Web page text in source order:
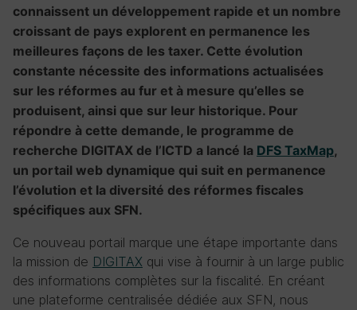
connaissent un développement rapide et un nombre
croissant de pays explorent en permanence les
meilleures façons de les taxer. Cette évolution
constante nécessite des informations actualisées
sur les réformes au fur et à mesure qu’elles se
produisent, ainsi que sur leur historique. Pour
répondre à cette demande, le programme de
recherche DIGITAX de l’ICTD a lancé la DFS TaxMap,
un portail web dynamique qui suit en permanence
l’évolution et la diversité des réformes fiscales
spécifiques aux SFN.
Ce nouveau portail marque une étape importante dans
la mission de DIGITAX qui vise à fournir à un large public
des informations complètes sur la fiscalité. En créant
une plateforme centralisée dédiée aux SFN, nous